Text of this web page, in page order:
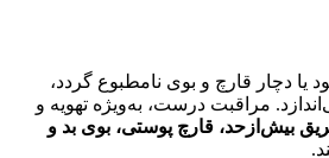
دچار قارچ و بوی نامطبوع گردد،
مراقبت درست، به‌ویژه تهویه و
بیش‌ازحد، قارچ پوستی، بوی بد و